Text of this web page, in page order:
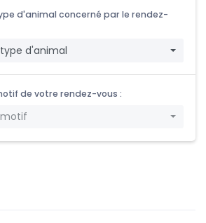
d'animal concerné par le rendez-
d'animal
de votre rendez-vous :
motif